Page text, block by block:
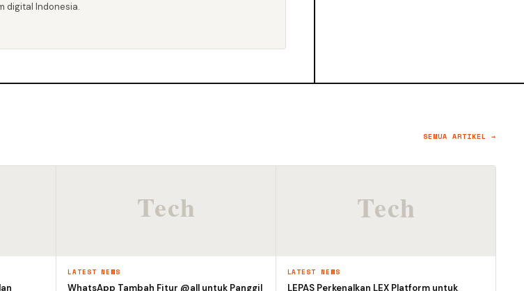
digital Indonesia.
SEMUA ARTIKEL →
LATEST NEWS
WhatsApp Tambah Fitur @all untuk Panggil
LATEST NEWS
LEPAS Perkenalkan LEX Platform untuk